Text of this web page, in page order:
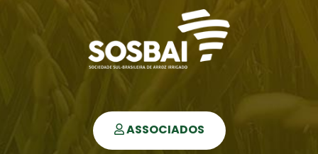
ASSOCIADOS